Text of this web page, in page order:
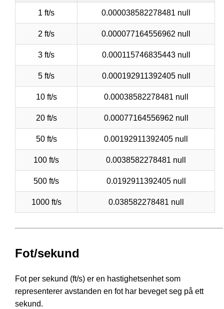
1 ft/s 0.000038582278481 null
2 ft/s 0.000077164556962 null
3 ft/s 0.000115746835443 null
5 ft/s 0.000192911392405 null
10 ft/s 0.00038582278481 null
20 ft/s 0.00077164556962 null
50 ft/s 0.00192911392405 null
100 ft/s 0.0038582278481 null
500 ft/s 0.0192911392405 null
1000 ft/s 0.038582278481 null
Fot/sekund
Fot per sekund (ft/s) er en hastighetsenhet som
representerer avstanden en fot har beveget seg på ett
sekund.